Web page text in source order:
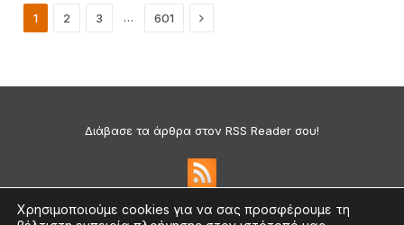
1 2 3 … 601 Next
Διάβασε τα άρθρα στον RSS Reader σου!
Χρησιμοποιούμε cookies για να σας προσφέρουμε τη